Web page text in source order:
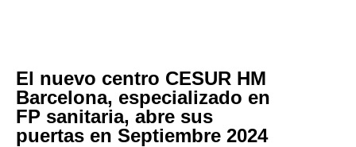
El nuevo centro CESUR HM
Barcelona, especializado en
FP sanitaria, abre sus
puertas en Septiembre 2024